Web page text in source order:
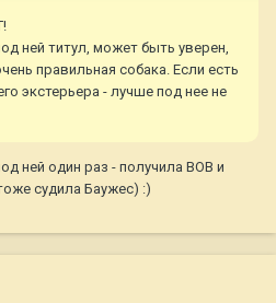
ней титул, может быть уверен,
правильная собака. Если есть
экстерьера - лучше под нее не
ней один раз - получила ВОВ и
судила Баужес) :)